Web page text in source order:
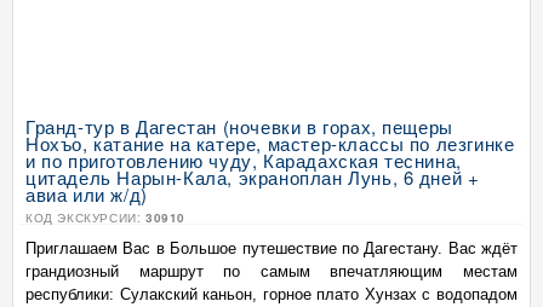
Гранд-тур в Дагестан (ночевки в горах, пещеры
Нохъо, катание на катере, мастер-классы по лезгинке
и по приготовлению чуду, Карадахская теснина,
цитадель Нарын-Кала, экраноплан Лунь, 6 дней +
авиа или ж/д)
КОД ЭКСКУРСИИ: 30910
Приглашаем Вас в Большое путешествие по Дагестану. Вас ждёт
грандиозный маршрут по самым впечатляющим местам
республики: Сулакский каньон, горное плато Хунзах с водопадом